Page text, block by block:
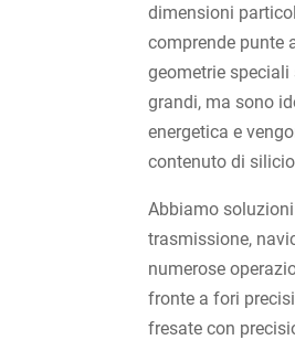
dimensioni
comprende punte
geometrie
grandi, ma sono
energetica e
contenuto di
Abbiamo
trasmissione,
numerose
fronte a fori
fresate con